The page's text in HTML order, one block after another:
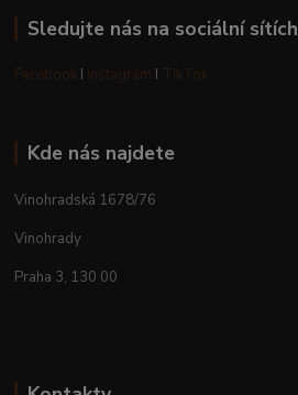
Sledujte nás na sociální sítích
Facebook I Instagram I TikTok
Kde nás najdete
Vinohradská 1678/76
Vinohrady
Praha 3, 130 00